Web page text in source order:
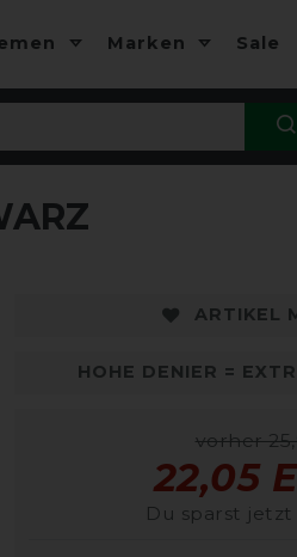
Marken Sale
ARTIKEL
HOHE DENIER =
vorher
22,05
Du sparst jetzt